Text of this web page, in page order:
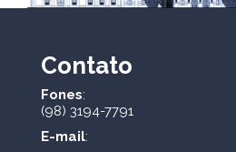
Contato
Fones:
(98) 3194-7791
E-mail: